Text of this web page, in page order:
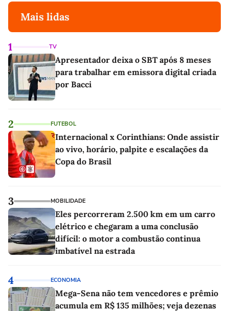
Mais lidas
1 TV
Apresentador deixa o SBT após 8 meses
para trabalhar em emissora digital criada
por Bacci
2 FUTEBOL
Internacional x Corinthians: Onde assistir
ao vivo, horário, palpite e escalações da
Copa do Brasil
3 MOBILIDADE
Eles percorreram 2.500 km em um carro
elétrico e chegaram a uma conclusão
difícil: o motor a combustão continua
imbatível na estrada
4 ECONOMIA
Mega-Sena não tem vencedores e prêmio
acumula em R$ 135 milhões; veja dezenas